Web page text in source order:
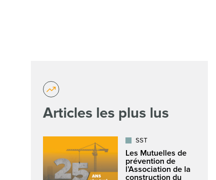
Articles les plus lus
SST
Les Mutuelles de
prévention de
l’Association de la
construction du